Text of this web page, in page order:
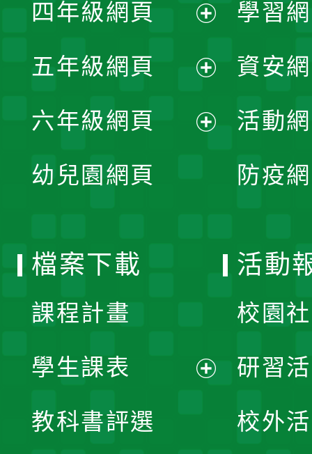
選
單
開
選
單
四年級網頁
開
選
五年級網頁
開
六年級網頁
幼兒園網頁
學習
資安
活動
防疫
檔案下載
課程計畫
學生課表
教科書評選
活動
校園
研習
校外